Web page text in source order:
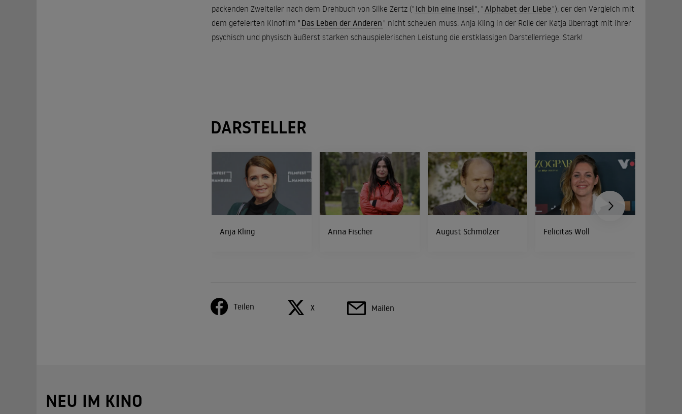
packenden Zweiteiler nach dem Drehbuch von Silke Zertz (" Ich bin eine Insel ", "Alphabet der Liebe "), der den Vergleich mit
dem gefeierten Kinofilm " Das Leben der Anderen " nicht scheuen muss. Anja Kling in der Rolle der Katja überragt mit ihrer
psychisch und physisch äußerst starken schauspielerischen Leistung die erstklassigen Darstellerriege. Stark!
DARSTELLER
Anja Kling Anna Fischer August Schmölzer Felicitas Woll
Teilen X Mailen
NEU IM KINO